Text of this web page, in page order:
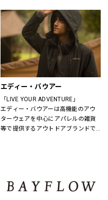
いまの気分で、もっと自由に。GU
は、自由。
エディー・バウアー
「LIVE YOUR ADVENTURE」
エディー・バウアーは高機能のアウ
ターウェアを中心にアパレルの雑貨
等で提供するアウトドアブランドで
アウトドア・ライフスタルウェア等